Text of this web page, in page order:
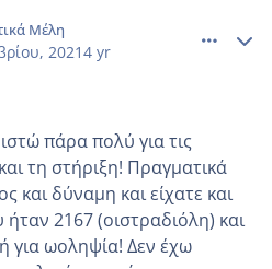
Μέλη
20214 yr
πάρα πολύ για τις
τη στήριξη! Πραγματικά
δύναμη και είχατε και
ήταν 2167 (οιστραδιόλη) και
για ωοληψία! Δεν έχω